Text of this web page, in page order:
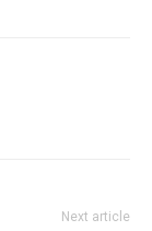
Next article